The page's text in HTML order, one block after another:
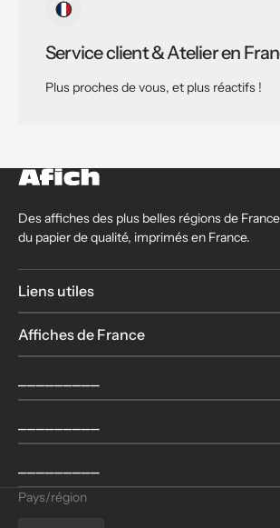
Service client & Atelier en
Plus proches de vous, et plus réactifs !
Des affiches des plus belles régions de
du papier de qualité, imprimés en France.
Liens utiles
Affiches de France
Pays/région